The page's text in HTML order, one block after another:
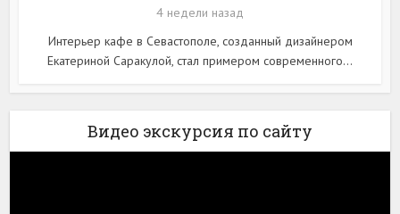
4 недели назад
Интерьер кафе в Севастополе, созданный дизайнером
Екатериной Саракулой, стал примером современного...
Видео экскурсия по сайту